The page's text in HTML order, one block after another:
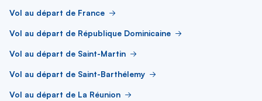
Vol au départ de France
Vol au départ de République Dominicaine
Vol au départ de Saint-Martin
Vol au départ de Saint-Barthélemy
Vol au départ de La Réunion